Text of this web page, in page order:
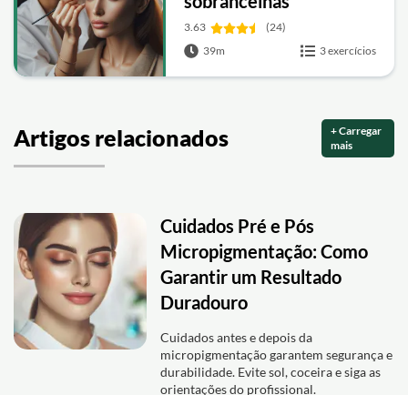
3.63
(24)
39m
3 exercícios
Artigos relacionados
+ Carregar
mais
Cuidados Pré e Pós
Micropigmentação: Como
Garantir um Resultado
Duradouro
Cuidados antes e depois da
micropigmentação garantem segurança e
durabilidade. Evite sol, coceira e siga as
orientações do profissional.